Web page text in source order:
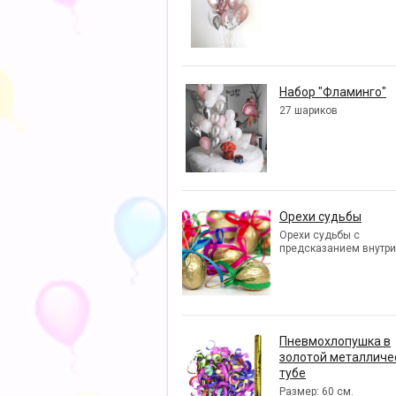
Набор "Фламинго"
27 шариков
Орехи судьбы
Орехи судьбы с
предсказанием внутри
Пневмохлопушка в
золотой
тубе
Размер: 60 см.